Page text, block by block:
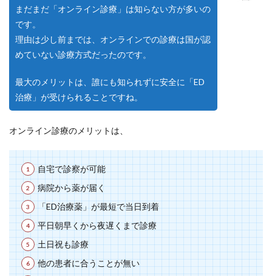
まだまだ「オンライン診療」は知らない方が多いの
です。
理由は少し前までは、オンラインでの診療は国が認
めていない診療方式だったのです。
最大のメリットは、誰にも知られずに安全に「ED
治療」が受けられることですね。
オンライン診療のメリットは、
自宅で診察が可能
病院から薬が届く
「ED治療薬」が最短で当日到着
平日朝早くから夜遅くまで診療
土日祝も診療
他の患者に合うことが無い